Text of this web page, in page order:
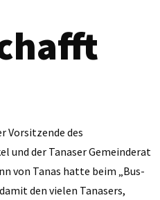
Vorsitzende des
und der Tanaser Gemeinderat
von Tanas hatte beim „Bus-
den vielen Tanasers,